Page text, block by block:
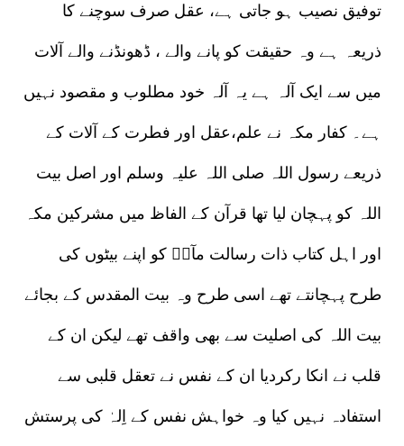
توفیق نصیب ہو جاتی ہے، عقل صرف سوچنے کا
ذریعہ ہے وہ حقیقت کو پانے والے ، ڈھونڈنے والے آلات
میں سے ایک آلہ ہے یہ آلہ خود مطلوب و مقصود نہیں
ہے۔ کفار مکہ نے علم،عقل اور فطرت کے آلات کے
ذریعے رسول اللہ صلی اللہ علیہ وسلم اور اصل بیت
اللہ کو پہچان لیا تھا قرآن کے الفاظ میں مشرکین مکہ
اور اہل کتاب ذات رسالت مآبؐ کو اپنے بیٹوں کی
طرح پہچانتے تھے اسی طرح وہ بیت المقدس کے بجائے
بیت اللہ کی اصلیت سے بھی واقف تھے لیکن ان کے
قلب نے انکا رکردیا ان کے نفس نے تعقل قلبی سے
استفادہ نہیں کیا وہ خواہش نفس کے اِلہٰ کی پرستش